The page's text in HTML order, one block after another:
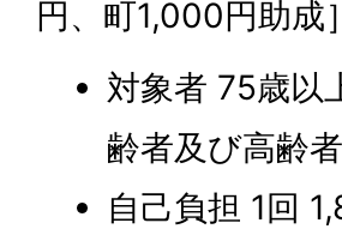
円、町1,000円助成］
対象者 75歳以
齢者及び高齢
自己負担 1回